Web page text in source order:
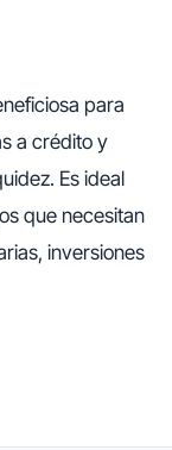
para
a crédito y
Es ideal
que necesitan
inversiones